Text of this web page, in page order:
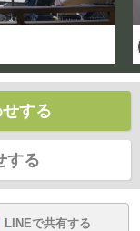
する
する
LINEで共有する